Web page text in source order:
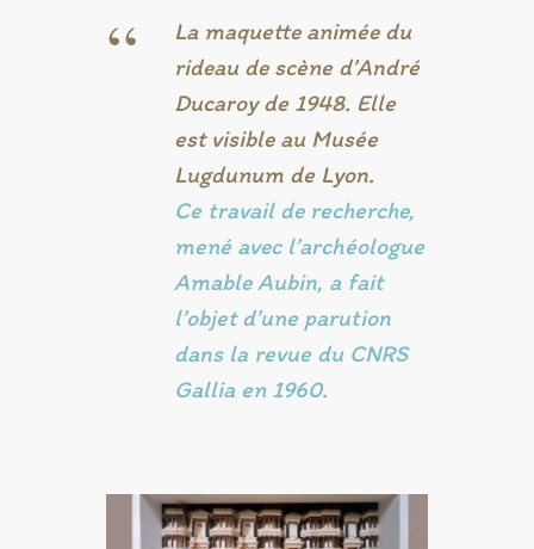
“
La maquette animée du
rideau de scène d’André
Ducaroy de 1948. Elle
est visible au Musée
Lugdunum de Lyon.
Ce travail de recherche,
mené avec l’archéologue
Amable Aubin, a fait
l’objet d’une parution
dans la revue du CNRS
Gallia en 1960.